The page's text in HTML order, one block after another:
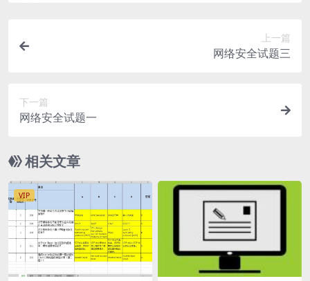
上一篇
网络安全试题三
下一篇
网络安全试题一
相关文章
VIP